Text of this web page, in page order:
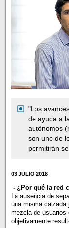
"Los
de ayuda a
autónomos
son uno de
permitirán
03 JULIO 2018
- ¿Por qué la red
La ausencia de
una misma calzada
mezcla de usuarios
objetivamente